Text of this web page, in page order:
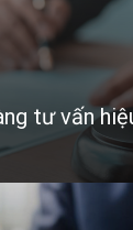
tư vấn